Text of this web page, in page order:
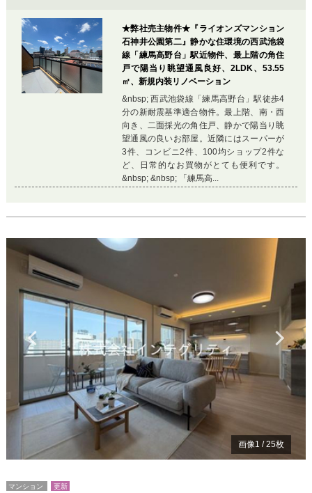
★弊社売主物件★『ライオンズマンション
石神井公園第二』静かな住環境の西武池袋
線「練馬高野台」駅近物件、最上階の角住
戸で陽当り眺望通風良好、2LDK、53.55
㎡、新規内装リノベーション
&nbsp; 西武池袋線「練馬高野台」駅徒歩4
分の新耐震基準適合物件。最上階、南・西
向き、二面採光の角住戸、静かで陽当り眺
望通風の良いお部屋。近隣にはスーパーが
3件、コンビニ2件、100均ショップ2件な
ど、日常的なお買物がとても便利です。
&nbsp; &nbsp; 「練馬高...
Previous
画像1 /25枚
マンション 更新